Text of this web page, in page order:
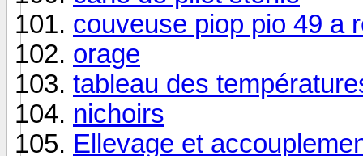
couveuse piop pio 49 a
orage
tableau des
nichoirs
Ellevage et